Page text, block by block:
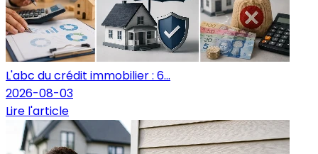
L'abc du crédit immobilier : 6...
2026-08-03
Lire l'article